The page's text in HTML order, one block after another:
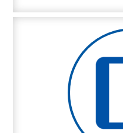
Seveda vam je